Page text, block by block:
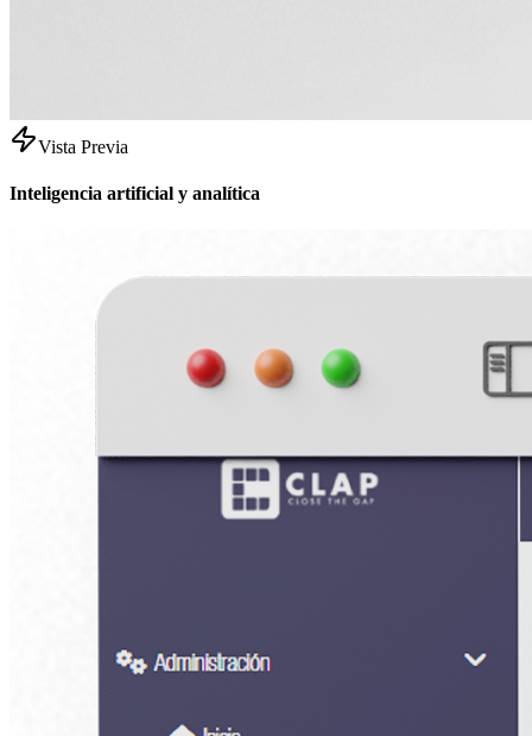
Vista Previa
Inteligencia artificial y analítica